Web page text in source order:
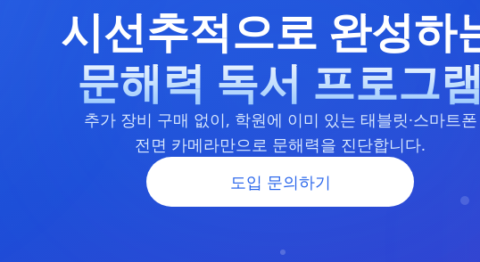
시선추적으로 완성하
문해력 독서 프로그
추가 장비 구매 없이, 학원에 이미 있는 태블릿·스마트폰
전면 카메라만으로 문해력을 진단합니다.
도입 문의하기